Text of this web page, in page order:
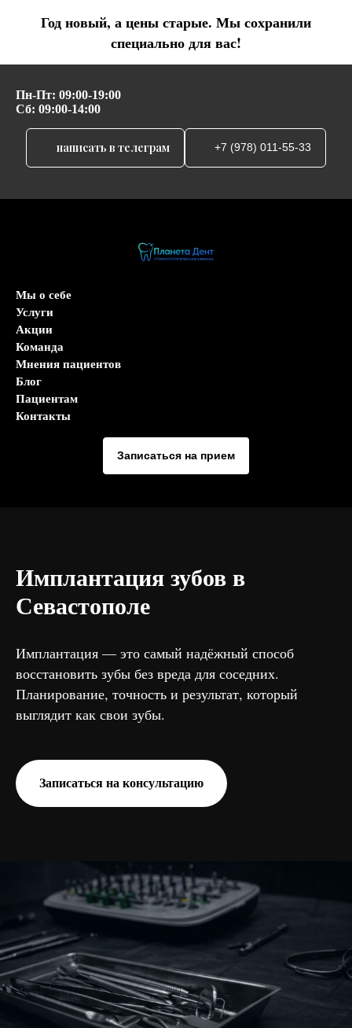
Год новый, а цены старые. Мы сохранили
специально для вас!
Пн-Пт: 09:00-19:00
Сб: 09:00-14:00
написать в телеграм +7 (978) 011-55-33
Мы о себе
Услуги
Акции
Команда
Мнения пациентов
Блог
Пациентам
Контакты
Записаться на прием
Имплантация зубов в
Севастополе
Имплантация — это самый надёжный способ
восстановить зубы без вреда для соседних.
Планирование, точность и результат, который
выглядит как свои зубы.
Записаться на консультацию